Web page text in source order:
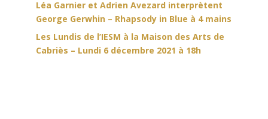
Léa Garnier et Adrien Avezard interprètent
George Gerwhin – Rhapsody in Blue à 4 mains
Les Lundis de l’IESM à la Maison des Arts de
Cabriès – Lundi 6 décembre 2021 à 18h